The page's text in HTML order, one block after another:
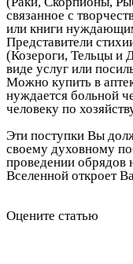
связанное с
или книги
Представители
(Козероги, Тельцы и
виде услуг или
Можно купить в
нуждается больной
человеку по
Эти поступки Вы
своему духовному
проведении обрядов
Вселенной откроет
Оцените статью